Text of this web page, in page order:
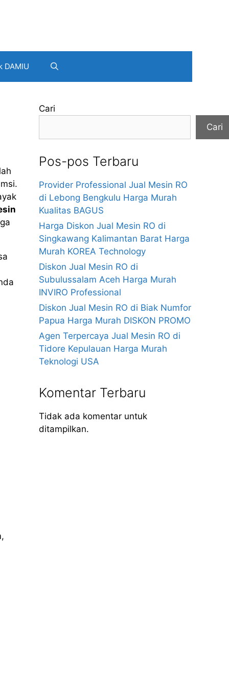
DAMIU
Cari
Cari
Pos-pos Terbaru
Provider Professional Jual Mesin RO
di Lebong Bengkulu Harga Murah
Kualitas BAGUS
Harga Diskon Jual Mesin RO di
Singkawang Kalimantan Barat Harga
Murah KOREA Technology
Diskon Jual Mesin RO di
Subulussalam Aceh Harga Murah
INVIRO Professional
Diskon Jual Mesin RO di Biak Numfor
Papua Harga Murah DISKON PROMO
Agen Terpercaya Jual Mesin RO di
Tidore Kepulauan Harga Murah
Teknologi USA
Komentar Terbaru
Tidak ada komentar untuk
ditampilkan.